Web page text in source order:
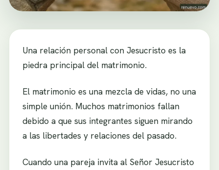
Una relación personal con Jesucristo es la
piedra principal del matrimonio.
El matrimonio es una mezcla de vidas, no una
simple unión. Muchos matrimonios fallan
debido a que sus integrantes siguen mirando
a las libertades y relaciones del pasado.
Cuando una pareja invita al Señor Jesucristo